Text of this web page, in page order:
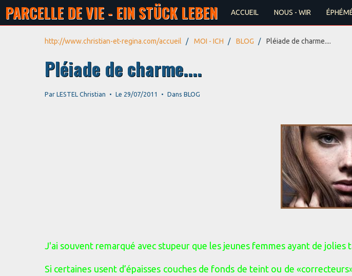
PARCELLE DE VIE - EIN STÜCK LEBEN ACCUEIL NOUS - WIR
http://www.christian-et-regina.com/accueil MOI - ICH BLOG Pléiade de charme....
Pléiade de charme....
Par LESTEL Christian Le 29/07/2011 Dans BLOG
J'ai souvent remarqué avec stupeur que les jeunes femmes ayant de jolies
Si certaines usent d’épaisses couches de fonds de teint ou de